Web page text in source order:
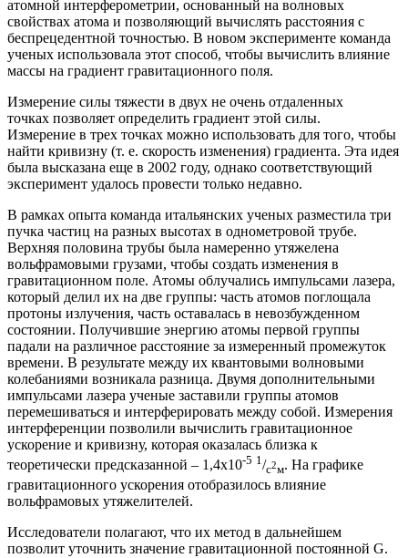
атомной интерферометрии, основанный на волновых
свойствах атома и позволяющий вычислять расстояния с
беспрецедентной точностью. В новом эксперименте команда
ученых использовала этот способ, чтобы вычислить влияние
массы на градиент гравитационного поля.
Измерение силы тяжести в двух не очень отдаленных
точках позволяет определить градиент этой силы.
Измерение в трех точках можно использовать для того, чтобы
найти кривизну (т. е. скорость изменения) градиента. Эта идея
была высказана еще в 2002 году, однако соответствующий
эксперимент удалось провести только недавно.
В рамках опыта команда итальянских ученых разместила три
пучка частиц на разных высотах в однометровой трубе.
Верхняя половина трубы была намеренно утяжелена
вольфрамовыми грузами, чтобы создать изменения в
гравитационном поле. Атомы облучались импульсами лазера,
который делил их на две группы: часть атомов поглощала
протоны излучения, часть оставалась в невозбужденном
состоянии. Получившие энергию атомы первой группы
падали на различное расстояние за измеренный промежуток
времени. В результате между их квантовыми волновыми
колебаниями возникала разница. Двумя дополнительными
импульсами лазера ученые заставили группы атомов
перемешиваться и интерферировать между собой. Измерения
интерференции позволили вычислить гравитационное
ускорение и кривизну, которая оказалась близка к
теоретически предсказанной – 1,4х10-5 1 /с2м. На графике
гравитационного ускорения отобразилось влияние
вольфрамовых утяжелителей.
Исследователи полагают, что их метод в дальнейшем
позволит уточнить значение гравитационной постоянной G.